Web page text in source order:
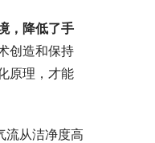
，降低了手
创造和保持
原理，才能
流从洁净度高